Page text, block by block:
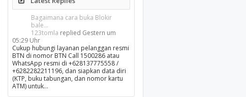
Bagaimana cara buka Blokir
bale...
123tomla replied Gestern um
05:29 Uhr
Cukup hubungi layanan pelanggan resmi
BTN di nomor BTN Call 1500286 atau
WhatsApp resmi di +628137775558 /
+6282282211196, dan siapkan data diri
(KTP, buku tabungan, dan nomor kartu
ATM) untuk…